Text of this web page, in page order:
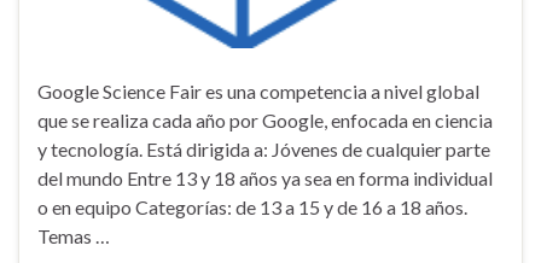
Google Science Fair es una competencia a nivel global
que se realiza cada año por Google, enfocada en ciencia
y tecnología. Está dirigida a: Jóvenes de cualquier parte
del mundo Entre 13 y 18 años ya sea en forma individual
o en equipo Categorías: de 13 a 15 y de 16 a 18 años.
Temas …